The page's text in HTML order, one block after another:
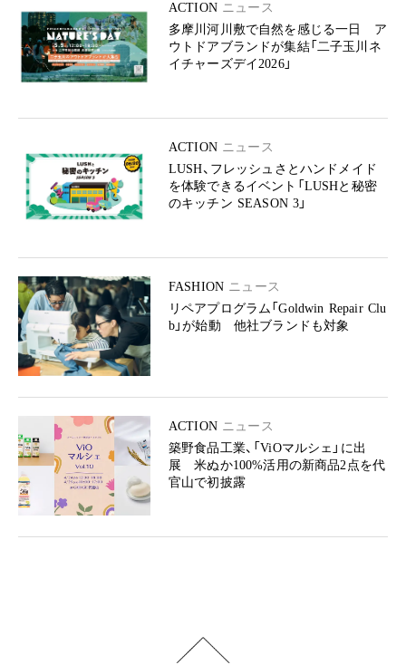
ACTION ニュース
多摩川河川敷で自然を感じる一日 ア
ウトドアブランドが集結「二子玉川ネ
イチャーズデイ2026」
ACTION ニュース
LUSH、フレッシュさとハンドメイド
を体験できるイベント「LUSHと秘密
のキッチン SEASON 3」
FASHION ニュース
リペアプログラム「Goldwin Repair Clu
b」が始動 他社ブランドも対象
ACTION ニュース
築野食品工業、「ViOマルシェ」に出
展 米ぬか100%活用の新商品2点を代
官山で初披露